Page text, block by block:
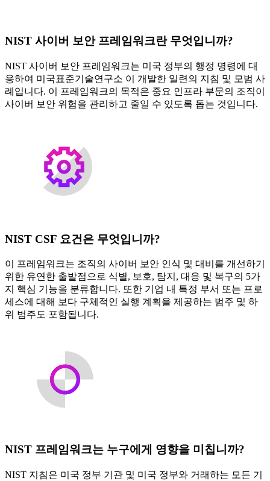
NIST 사이버 보안 프레임워크란 무엇입니까?
NIST 사이버 보안 프레임워크는 미국 정부의 행정 명령에 대
응하여 미국표준기술연구소 이 개발한 일련의 지침 및 모범 사
례입니다. 이 프레임워크의 목적은 중요 인프라 부문의 조직이
사이버 보안 위험을 관리하고 줄일 수 있도록 돕는 것입니다.
NIST CSF 요건은 무엇입니까?
이 프레임워크는 조직의 사이버 보안 인식 및 대비를 개선하기
위한 유연한 출발점으로 식별, 보호, 탐지, 대응 및 복구의 5가
지 핵심 기능을 분류합니다. 또한 기업 내 특정 부서 또는 프로
세스에 대해 보다 구체적인 실행 계획을 제공하는 범주 및 하
위 범주도 포함됩니다.
NIST 프레임워크는 누구에게 영향을 미칩니까?
NIST 지침은 미국 정부 기관 및 미국 정부와 거래하는 모든 기